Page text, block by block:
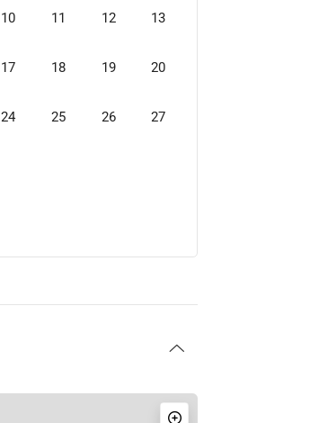
10 11 12 13
17 18 19 20
24 25 26 27